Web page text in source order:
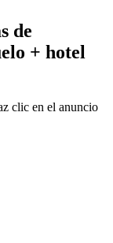
de
+ hotel
clic en el anuncio